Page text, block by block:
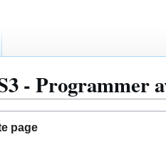
- Programmer
page